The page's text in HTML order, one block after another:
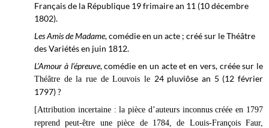
Français de la République 19 frimaire an 11 (10 décembre
1802).
Les Amis de Madame, comédie en un acte ; créé sur le Théâtre
des Variétés en juin 1812.
L’Amour à l’épreuve, comédie en un acte et en vers, créée sur le
Théâtre de la rue de Louvois le 24 pluviôse an 5 (12 février
1797) ?
[Attribution incertaine : la pièce d’auteurs inconnus créée en 1797
reprend peut-être une pièce de 1784, de Louis-François Faur,